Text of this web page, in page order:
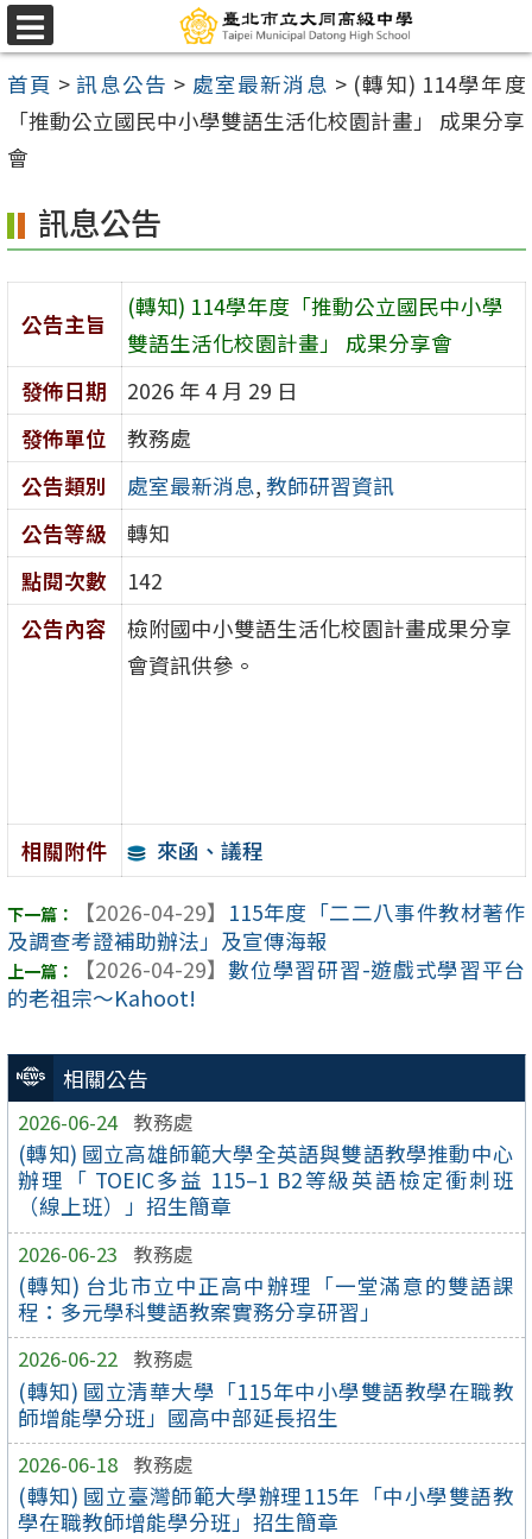
跳
至
主
內
區
選
單
首頁 >訊息公告 > 處室最新消息 > (轉知) 114學年度
「推動公立國民中小學雙語生活化校園計畫」 成果分享
會
相關公告
2026-06-24 教務處
(轉知) 國立高雄師範大學全英語與雙語教學推動中心
辦理「 TOEIC多益 115–1 B2等級英語檢定衝刺班
（線上班）」招生簡章
2026-06-23 教務處
(轉知) 台北市立中正高中辦理「一堂滿意的雙語課
程：多元學科雙語教案實務分享研習」
2026-06-22 教務處
(轉知) 國立清華大學「115年中小學雙語教學在職教
師增能學分班」國高中部延長招生
2026-06-18 教務處
(轉知) 國立臺灣師範大學辦理115年「中小學雙語教
學在職教師增能學分班」招生簡章
訊息公告
公告主旨
(轉知) 114學年度「推動公立國民中小學
雙語生活化校園計畫」 成果分享會
發佈日期
2026 年 4 月 29 日
發佈單位
教務處
公告類別
處室最新消息, 教師研習資訊
公告等級
轉知
點閱次數
142
公告內容
檢附國中小雙語生活化校園計畫成果分享
會資訊供參。
相關附件 來函、議程
【2026-04-29】 115年度「二二八事件教材著作
及調查考證補助辦法」及宣傳海報
【2026-04-29】 數位學習研習-遊戲式學習平台
的老祖宗～Kahoot!